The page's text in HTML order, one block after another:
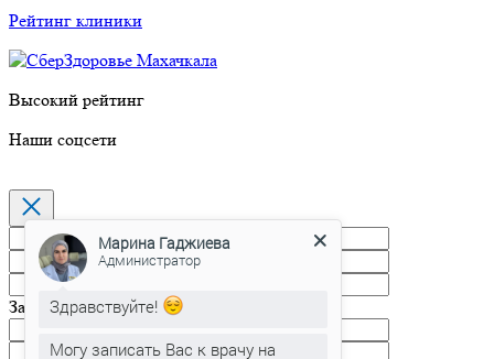
Рейтинг клиники
Высокий рейтинг
Наши соцсети
Запись на прием
Марина Гаджиева
Администратор
Здравствуйте!
Могу записать Вас к врачу на